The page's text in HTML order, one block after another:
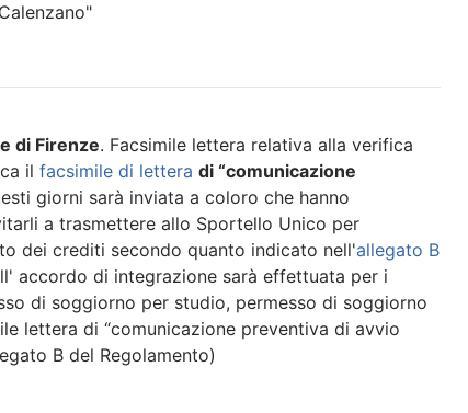
di Firenze. Facsimile lettera relativa alla verifica
il facsimile di lettera di “comunicazione
giorni sarà inviata a coloro che hanno
a trasmettere allo Sportello Unico per
dei crediti secondo quanto indicato nell'allegato B
accordo di integrazione sarà effettuata per i
di soggiorno per studio, permesso di soggiorno
lettera di “comunicazione preventiva di avvio
B del Regolamento)